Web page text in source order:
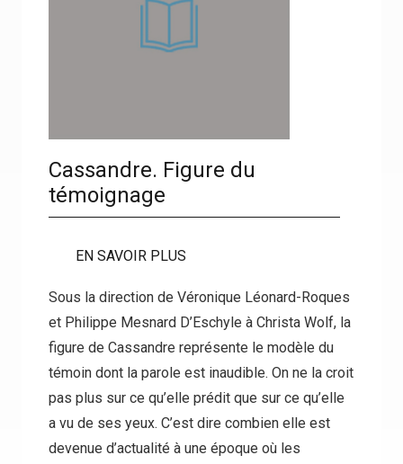
Cassandre. Figure du
témoignage
EN SAVOIR PLUS
Sous la direction de Véronique Léonard-Roques
et Philippe Mesnard D’Eschyle à Christa Wolf, la
figure de Cassandre représente le modèle du
témoin dont la parole est inaudible. On ne la croit
pas plus sur ce qu’elle prédit que sur ce qu’elle
a vu de ses yeux. C’est dire combien elle est
devenue d’actualité à une époque où les